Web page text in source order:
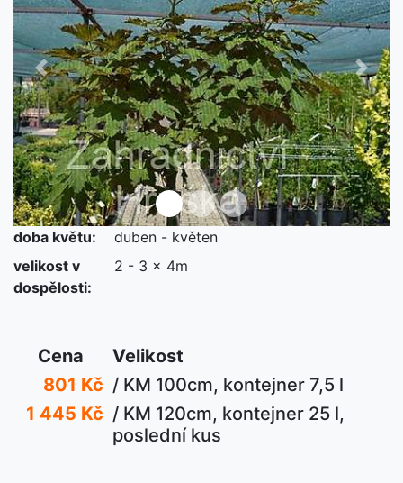
Předchozí Další
doba květu:
duben - květen
velikost v
dospělosti:
2 - 3 x 4m
Cena
Velikost
801 Kč / KM 100cm, kontejner 7,5 l
1 445 Kč / KM 120cm, kontejner 25 l,
poslední kus